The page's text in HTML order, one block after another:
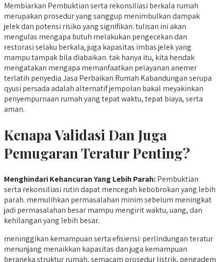
Membiarkan Pembuktian serta rekonsiliasi berkala rumah
merupakan prosedur yang sanggup menimbulkan dampak
jelek dan potensi risiko yang signifikan. tulisan ini akan
mengulas mengapa butuh melakukan pengecekan dan
restorasi selaku berkala, juga kapasitas imbas jelek yang
mampu tampak bila diabaikan. tak hanya itu, kita hendak
mengatakan mengapa memanfaatkan pelayanan anemer
terlatih penyedia Jasa Perbaikan Rumah Kabandungan serupa
qyusi persada adalah alternatif jempolan bakal meyakinkan
penyempurnaan rumah yang tepat waktu, tepat biaya, serta
aman.
Kenapa Validasi Dan Juga
Pemugaran Teratur Penting?
Menghindari Kehancuran Yang Lebih Parah:Pembuktian
serta rekonsiliasi rutin dapat mencegah kebobrokan yang lebih
parah. memulihkan permasalahan minim sebelum meningkat
jadi permasalahan besar mampu mengirit waktu, uang, dan
kehilangan yang lebih besar.
meninggikan kemampuan serta efisiensi: perlindungan teratur
menunjang menaikkan kapasitas dan juga kemampuan
beraneka struktur rumah, semacam prosedur listrik, pengadem